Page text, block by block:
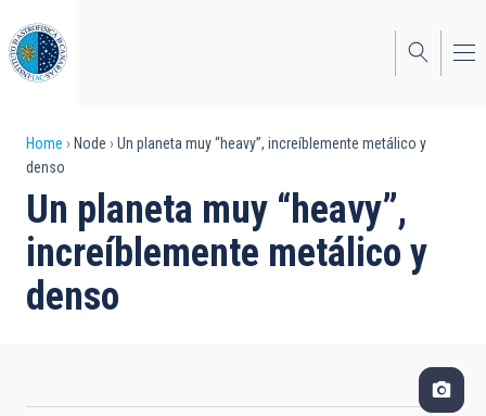
to
main
content
Breadcrumb
Home Node
Un planeta muy “heavy”, increíblemente metálico y
denso
Un planeta muy “heavy”,
increíblemente metálico y
denso